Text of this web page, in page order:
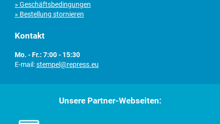
» Geschäftsbedingungen
» Bestellung stornieren
Kontakt
Mo. - Fr.: 7:00 - 15:30
E-mail:stempel@repress.eu
Unsere Partner-Webseiten: